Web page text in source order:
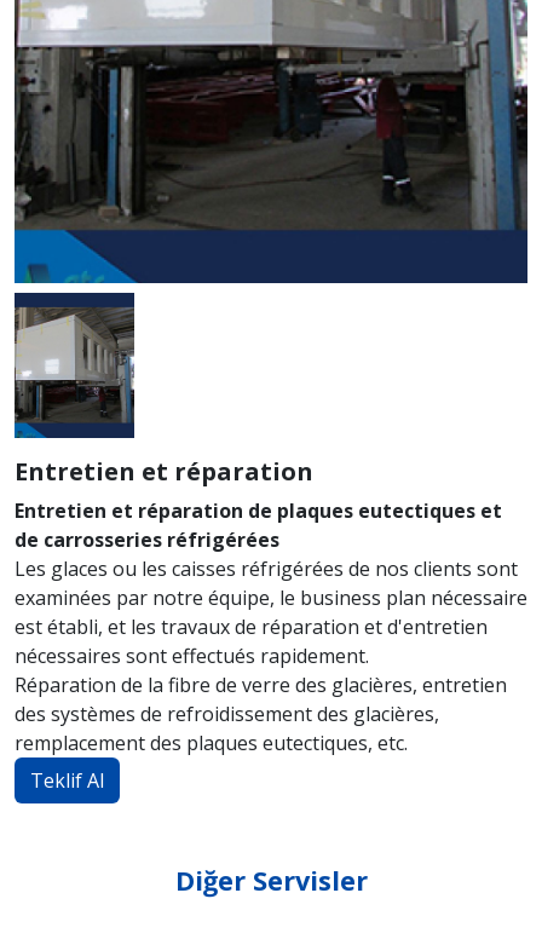
Entretien et réparation
Entretien et réparation de plaques eutectiques et
de carrosseries réfrigérées
Les glaces ou les caisses réfrigérées de nos clients sont
examinées par notre équipe, le business plan nécessaire
est établi, et les travaux de réparation et d'entretien
nécessaires sont effectués rapidement.
Réparation de la fibre de verre des glacières, entretien
des systèmes de refroidissement des glacières,
remplacement des plaques eutectiques, etc.
Teklif Al
Diğer Servisler